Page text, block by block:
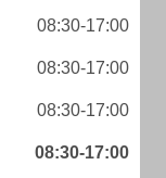
08:30-17:00
08:30-17:00
08:30-17:00
08:30-17:00